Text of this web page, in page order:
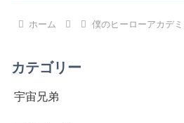
ホーム 僕のヒーローアカデ
カテゴリー
宇宙兄弟